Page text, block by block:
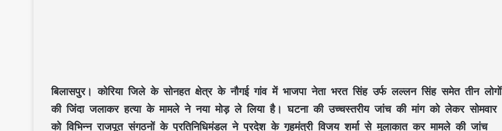
बिलासपुर। कोरिया जिले के सोनहत क्षेत्र के नौगई गांव में भाजपा नेता भरत सिंह उर्फ लल्लन सिंह समेत तीन लोगों
की जिंदा जलाकर हत्या के मामले ने नया मोड़ ले लिया है। घटना की उच्चस्तरीय जांच की मांग को लेकर सोमवार
को विभिन्न राजपूत संगठनों के प्रतिनिधिमंडल ने प्रदेश के गृहमंत्री विजय शर्मा से मुलाकात कर मामले की जांच